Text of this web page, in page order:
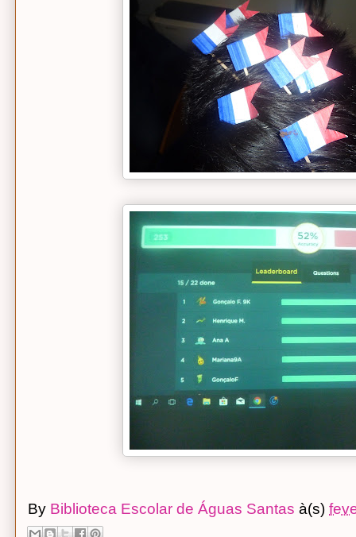
By Biblioteca Escolar de Águas Santas à(s)